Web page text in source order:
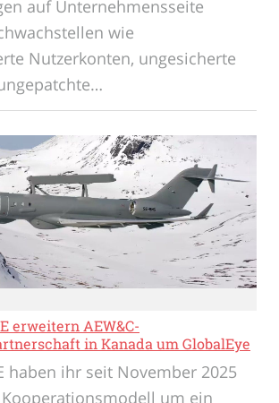
auf Unternehmensseite
wie
Nutzerkonten, ungesicherte
erweitern AEW&C-
in Kanada um GlobalEye
haben ihr seit November 2025
um ein